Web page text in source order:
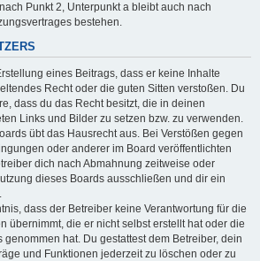
Punkt 2, Unterpunkt a bleibt auch nach
bestehen.
eines Beitrags, dass er keine Inhalte
Recht oder die guten Sitten verstoßen. Du
dass du das Recht besitzt, die in deinen
Links und Bilder zu setzen bzw. zu verwenden.
übt das Hausrecht aus. Bei Verstößen gegen
oder anderer im Board veröffentlichten
dich nach Abmahnung zeitweise oder
dieses Boards ausschließen und dir ein
dass der Betreiber keine Verantwortung für die
übernimmt, die er nicht selbst erstellt hat oder die
genommen hat. Du gestattest dem Betreiber, dein
und Funktionen jederzeit zu löschen oder zu